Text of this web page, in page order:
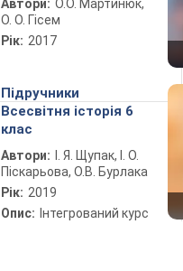
Автори: О.О. Мартинюк,
О. О. Гісем
Рік: 2017
Підручники
Всесвітня історія 6
клас
Автори:
І. Я. Щупак, І. О.
Піскарьова, О.В. Бурлака
Рік: 2019
Опис: Інтегрований курс